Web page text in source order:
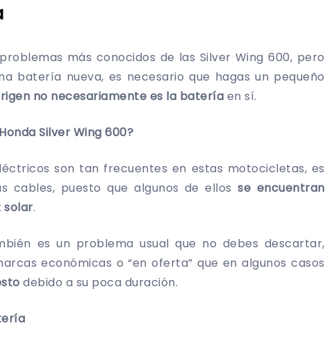
más conocidos de las Silver Wing 600, pero
batería nueva, es necesario que hagas un pequeño
no necesariamente es la batería en sí.
Honda Silver Wing 600?
son tan frecuentes en estas motocicletas, es
cables, puesto que algunos de ellosse encuentran
solar.
es un problema usual que no debes descartar,
económicas o “en oferta” que en algunos casos
debido a su poca duración.